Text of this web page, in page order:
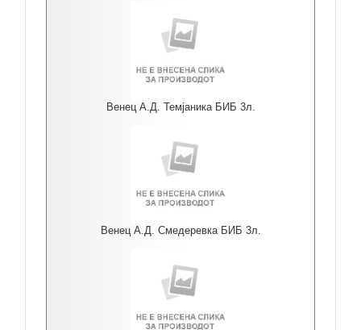
Венец А.Д. Темјаника БИБ 3л.
Венец А.Д. Смедеревка БИБ 3л.